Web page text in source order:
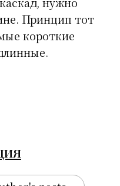
Принцип тот
короткие